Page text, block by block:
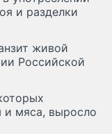
и разделки
живой
Российской
мяса, выросло